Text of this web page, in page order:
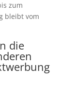
zum
bleibt vom
die